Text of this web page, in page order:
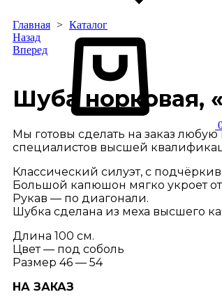
Главная > Каталог
Product
navigation
Назад
Вперед
Шуба норковая,
Мы готовы сделать на заказ
специалистов высшей
Классический силуэт, с
Большой капюшон мягко укроет
Рукав — по диагонали.
Шубка сделана из меха высшего
Длина 100 см.
Цвет — под соболь
Размер 46 — 54
НА ЗАКАЗ